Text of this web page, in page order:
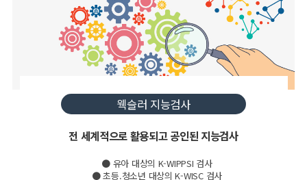
웩슬러 지능검사
전 세계적으로 활용되고 공인된 지능검사
● 유아 대상의 K-WIPPSI 검사
● 초등.청소년 대상의 K-WISC 검사